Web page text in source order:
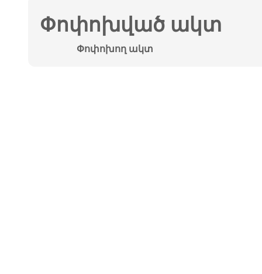
Փոփոխված ակտ
Փոփոխող ակտ